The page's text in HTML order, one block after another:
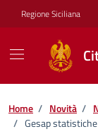
Vai ai contenuti
Vai al footer
Regione Siciliana
Home / Novità /
/ Gesap